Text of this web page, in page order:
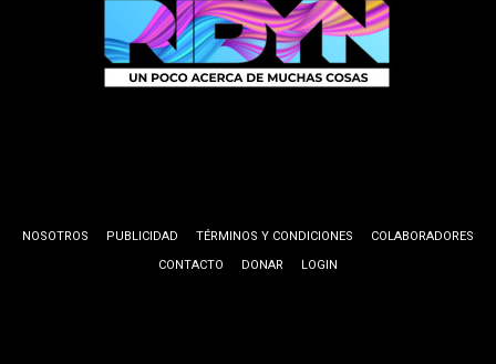
NOSOTROS PUBLICIDAD TÉRMINOS Y CONDICIONES
COLABORADORES
CONTACTO
DONAR LOGIN